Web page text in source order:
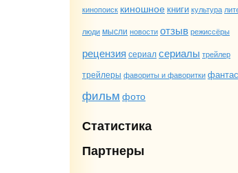
кинопоиск киношноекнигикультура
люди мысли новостиотзыврежиссёры
рецензия сериалсериалы трейлер
трейлеры фавориты и фаворитки
фильм фото
Статистика
Партнеры